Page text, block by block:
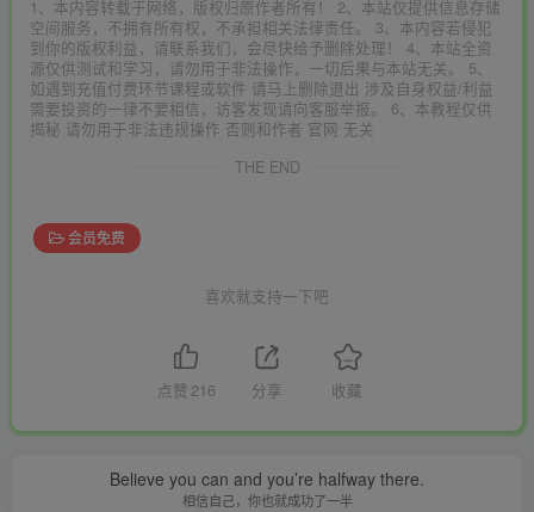
1、本内容转载于网络，版权归原作者所有！ 2、本站仅提供信息存储
空间服务，不拥有所有权，不承担相关法律责任。 3、本内容若侵犯
到你的版权利益，请联系我们，会尽快给予删除处理！ 4、本站全资
源仅供测试和学习，请勿用于非法操作，一切后果与本站无关。 5、
如遇到充值付费环节课程或软件 请马上删除退出 涉及自身权益/利益
需要投资的一律不要相信，访客发现请向客服举报。 6、本教程仅供
揭秘 请勿用于非法违规操作 否则和作者 官网 无关
THE END
会员免费
喜欢就支持一下吧
点赞 216 分享 收藏
Believe you can and you’re halfway there.
相信自己，你也就成功了一半